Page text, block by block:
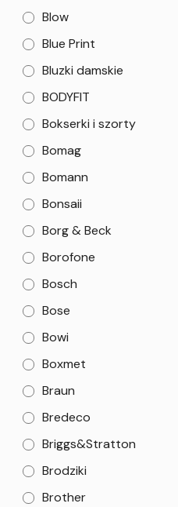
Blow
Blue Print
Bluzki damskie
BODYFIT
Bokserki i szorty
Bomag
Bomann
Bonsaii
Borg & Beck
Borofone
Bosch
Bose
Bowi
Boxmet
Braun
Bredeco
Briggs&Stratton
Brodziki
Brother